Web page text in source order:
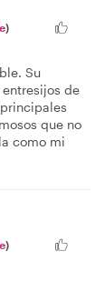
)
Su
de
que no
como mi
)